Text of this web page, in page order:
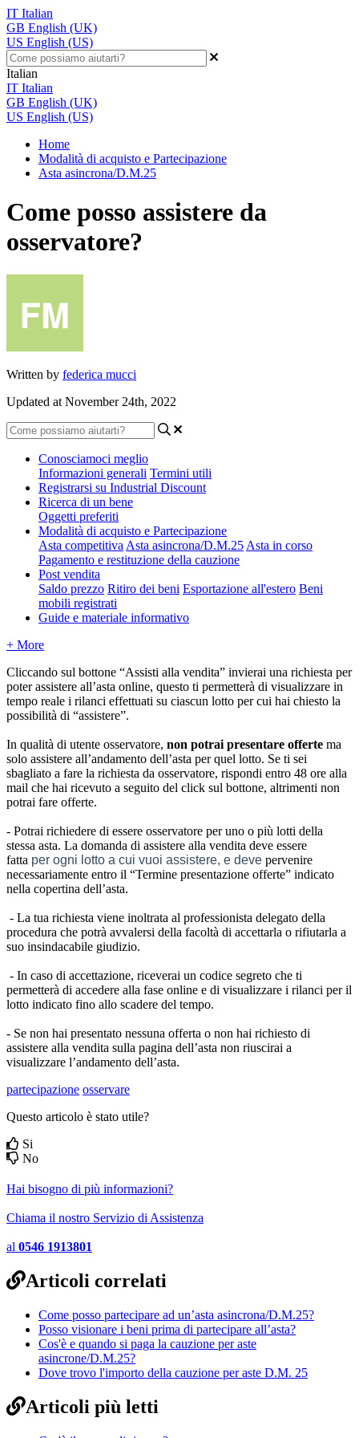
IT Italian
GB English (UK)
US English (US)
Italian
IT Italian
GB English (UK)
US English (US)
Home
Modalità di acquisto e Partecipazione
Asta asincrona/D.M.25
Come posso assistere da
osservatore?
Written by federica mucci
Updated at November 24th, 2022
Conosciamoci meglio
Informazioni generali Termini utili
Registrarsi su Industrial Discount
Ricerca di un bene
Oggetti preferiti
Modalità di acquisto e Partecipazione
Asta competitiva Asta asincrona/D.M.25 Asta in corso
Pagamento e restituzione della cauzione
Post vendita
Saldo prezzo Ritiro dei beni Esportazione all'estero Beni
mobili registrati
Guide e materiale informativo
+ More
Cliccando sul bottone “Assisti alla vendita” invierai una richiesta per
poter assistere all’asta online, questo ti permetterà di visualizzare in
tempo reale i rilanci effettuati su ciascun lotto per cui hai chiesto la
possibilità di “assistere”.
In qualità di utente osservatore, non potrai presentare offerte ma
solo assistere all’andamento dell’asta per quel lotto. Se ti sei
sbagliato a fare la richiesta da osservatore, rispondi entro 48 ore alla
mail che hai ricevuto a seguito del click sul bottone, altrimenti non
potrai fare offerte.
- Potrai richiedere di essere osservatore per uno o più lotti della
stessa asta. La domanda di assistere alla vendita deve essere
fatta per ogni lotto a cui vuoi assistere, e deve pervenire
necessariamente entro il “Termine presentazione offerte” indicato
nella copertina dell’asta.
- La tua richiesta viene inoltrata al professionista delegato della
procedura che potrà avvalersi della facoltà di accettarla o rifiutarla a
suo insindacabile giudizio.
- In caso di accettazione, riceverai un codice segreto che ti
permetterà di accedere alla fase online e di visualizzare i rilanci per il
lotto indicato fino allo scadere del tempo.
- Se non hai presentato nessuna offerta o non hai richiesto di
assistere alla vendita sulla pagina dell’asta non riuscirai a
visualizzare l’andamento dell’asta.
partecipazione osservare
Questo articolo è stato utile?
Si
No
Hai bisogno di più informazioni?
Chiama il nostro Servizio di Assistenza
al 0546 1913801
Articoli correlati
Come posso partecipare ad un’asta asincrona/D.M.25?
Posso visionare i beni prima di partecipare all’asta?
Cos'è e quando si paga la cauzione per aste
asincrone/D.M.25?
Dove trovo l'importo della cauzione per aste D.M. 25
Articoli più letti